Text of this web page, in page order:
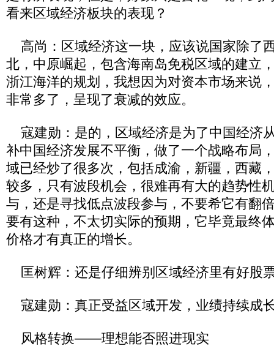
看来区域经济板块的表现？
高尚：区域经济这一块，应该说国家除了
北，中原崛起，包含海南岛免税区域的建立
浙江海洋的规划，我想因为对资本市场来说
非常多了，呈现了衰减的效应。
寇建勋：是的，区域经济是为了中国经济
补中国经济发展不平衡，做了一个战略布局
域已经炒了很多次，包括成渝，新疆，西藏
较多，只有波段机会，很难再有大的趋势性
与，还是寻找低点波段参与，不要希它有翻
要有这种，不太切实际的预期，它毕竟最终
价格才有真正的增长。
匡树辉：还是仔细辨别区域经济里有好股
寇建勋：真正受益区域开发，业绩持续成
风格转换——理想能否照进现实